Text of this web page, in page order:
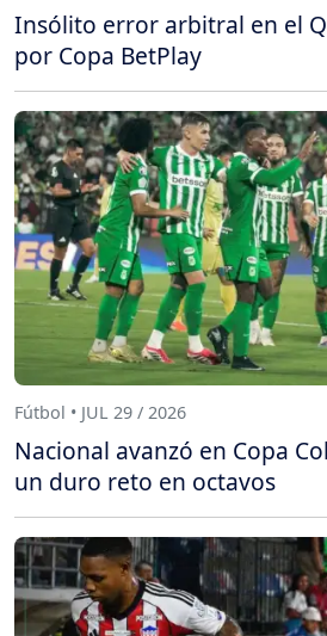
Insólito error arbitral en el
por Copa BetPlay
Fútbol • JUL 29 / 2026
Nacional avanzó en Copa
un duro reto en octavos